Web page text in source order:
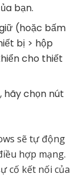
bạn.
(hoặc bấm
bị > hộp
cho thiết
hãy chọn nút
sẽ tự động
hợp mạng.
cố kết nối của